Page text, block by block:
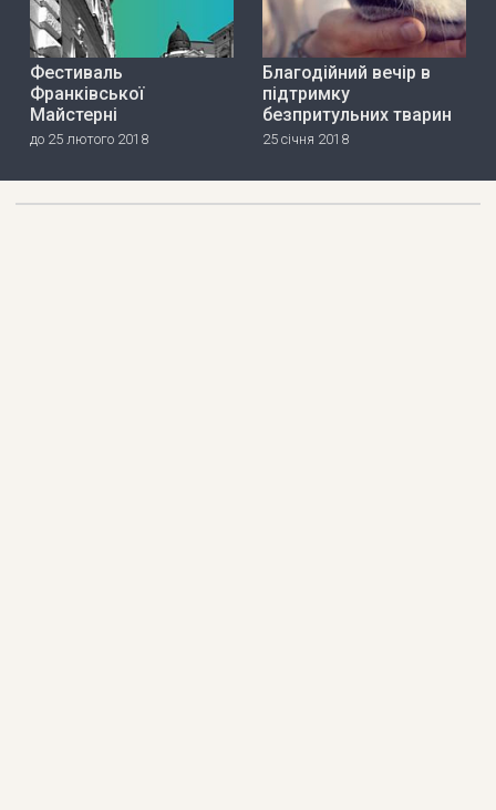
Фестиваль
Франківської
Майстерні
до 25 лютого 2018
Благодійний вечір в
підтримку
безпритульних тварин
25 січня 2018